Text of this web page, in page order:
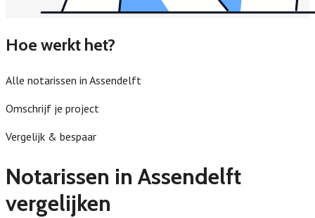
Hoe werkt het?
Alle notarissen in Assendelft
Omschrijf je project
Vergelijk & bespaar
Notarissen in Assendelft
vergelijken